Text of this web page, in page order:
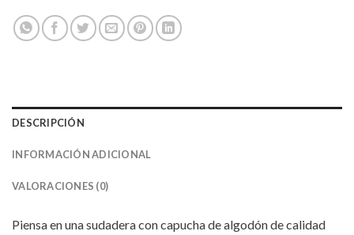
DESCRIPCIÓN
INFORMACIÓN ADICIONAL
VALORACIONES (0)
Piensa en una sudadera con capucha de algodón de calidad